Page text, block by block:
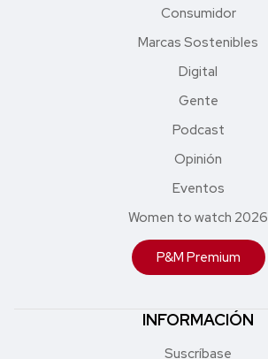
Consumidor
Marcas Sostenibles
Digital
Gente
Podcast
Opinión
Eventos
Women to watch 2026
P&M Premium
INFORMACIÓN
Suscríbase